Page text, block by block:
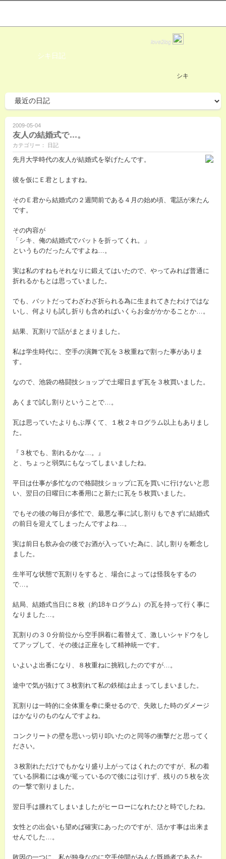
love2log
シキ日記
シキ
2009-05-04
友人の結婚式で…。
カテゴリー： 日記
先月大学時代の友人が結婚式を挙げたんです。
彼を仮にＥ君としますね。
そのＥ君から結婚式の２週間前である４月の始め頃、電話が来たん
です。
その内容が
「シキ、俺の結婚式でバットを折ってくれ。」
というものだったんですよね…。
実は私のすねもそれなりに鍛えてはいたので、やってみれば普通に
折れるかもとは思っていました。
でも、バットだってわざわざ折られる為に生まれてきたわけではな
いし、何よりも試し折りも含めればいくらお金がかかることか…。
結果、瓦割りで話がまとまりました。
私は学生時代に、空手の演舞で瓦を３枚重ねで割った事がありま
す。
なので、池袋の格闘技ショップで土曜日まず瓦を３枚買いました。
あくまで試し割りということで…。
瓦は思っていたよりもぶ厚くて、１枚２キログラム以上もありまし
た。
『３枚でも、割れるかな…。』
と、ちょっと弱気にもなってしまいましたね。
平日は仕事が多忙なので格闘技ショップに瓦を買いに行けないと思
い、翌日の日曜日に本番用にと新たに瓦を５枚買いました。
でもその後の毎日が多忙で、最悪な事に試し割りもできずに結婚式
の前日を迎えてしまったんですよね…。
実は前日も飲み会の後でお酒が入っていた為に、試し割りを断念し
ました。
生半可な状態で瓦割りをすると、場合によっては怪我をするの
で…。
結局、結婚式当日に８枚（約18キログラム）の瓦を持って行く事に
なりました…。
瓦割りの３０分前位から空手胴着に着替えて、激しいシャドウをし
てアップして、その後は正座をして精神統一です。
いよいよ出番になり、８枚重ねに挑戦したのですが…。
途中で気が抜けて３枚割れて私の鉄槌は止まってしまいました。
瓦割りは一時的に全体重を拳に乗せるので、失敗した時のダメージ
はかなりのものなんですよね。
コンクリートの壁を思いっ切り叩いたのと同等の衝撃だと思ってく
ださい。
３枚割れただけでもかなり盛り上がってはくれたのですが、私の着
ている胴着には魂が篭っているので後には引けず、残りの５枚を次
の一撃で割りました。
翌日手は腫れてしまいましたがヒーローになれたひと時でしたね。
女性との出会いも望めば確実にあったのですが、活かす事は出来ま
せんでした…。
敗因の一つに、私が独身なのに空手仲間がみんな既婚者であるた